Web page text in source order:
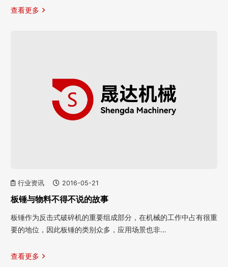
查看更多
行业资讯 2016-05-21
板锤与物料不得不说的故事
板锤作为反击式破碎机的重要组成部分，在机械的工作中占有很重
要的地位，因此板锤的类别众多，应用场景也非…
查看更多